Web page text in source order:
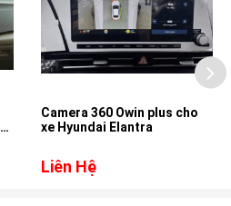
Camera 360 Owin plus cho
xe Hyundai Elantra
Liên Hệ